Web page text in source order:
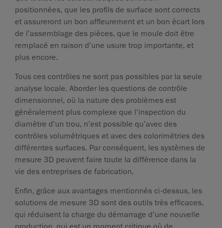
positionnées, que les profils de surface sont corrects
et assureront un bon affleurement et un bon écart lors
de l’assemblage des pièces, que le moule doit être
remplacé en raison d’une usure trop importante, et
plus encore.
Tous ces contrôles ne sont pas possibles par la seule
analyse locale. Aborder les questions de contrôle
dimensionnel, où la nature des problèmes est
généralement plus complexe que l’inspection du
diamètre d’un trou, n’est possible qu’avec des
contrôles volumétriques et avec des colorimétries des
différentes surfaces. Par conséquent, les systèmes de
mesure 3D peuvent faire toute la différence dans la
vie des entreprises de fabrication.
Enfin, grâce aux avantages mentionnés ci-dessus, les
solutions de mesure 3D sont des outils très efficaces,
qui réduisent la charge du démarrage d’une nouvelle